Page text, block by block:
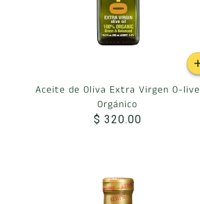
Aceite de Oliva Extra Virgen O-live
Orgánico
$ 320.00